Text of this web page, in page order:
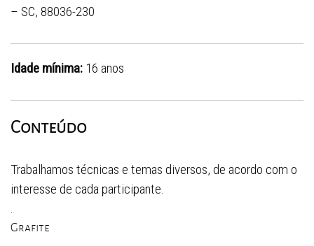
– SC, 88036-230
Idade mínima: 16 anos
Conteúdo
Trabalhamos técnicas e temas diversos, de acordo com o
interesse de cada participante.
.
Grafite